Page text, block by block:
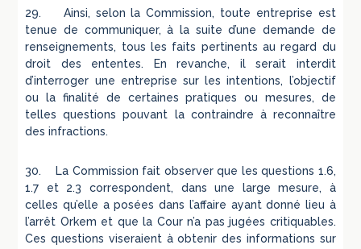
29. Ainsi, selon la Commission, toute entreprise est
tenue de communiquer, à la suite d’une demande de
renseignements, tous les faits pertinents au regard du
droit des ententes. En revanche, il serait interdit
d’interroger une entreprise sur les intentions, l’objectif
ou la finalité de certaines pratiques ou mesures, de
telles questions pouvant la contraindre à reconnaître
des infractions.
30. La Commission fait observer que les questions 1.6,
1.7 et 2.3 correspondent, dans une large mesure, à
celles qu’elle a posées dans l’affaire ayant donné lieu à
l’arrêt Orkem et que la Cour n’a pas jugées critiquables.
Ces questions viseraient à obtenir des informations sur